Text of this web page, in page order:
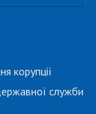
корупції
служби